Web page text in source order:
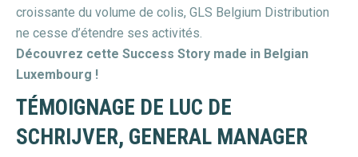
croissante du volume de colis, GLS Belgium Distribution
ne cesse d’étendre ses activités.
Découvrez cette Success Story made in Belgian
Luxembourg !
TÉMOIGNAGE DE LUC DE
SCHRIJVER, GENERAL MANAGER